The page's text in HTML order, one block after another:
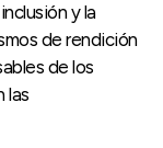
y la
de rendición
de los
las